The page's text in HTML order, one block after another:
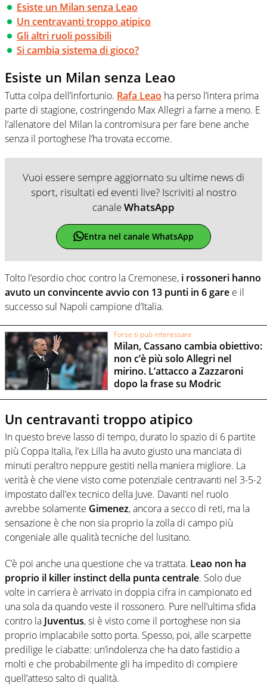
Esiste un Milan senza Leao
Un centravanti troppo atipico
Gli altri ruoli possibili
Si cambia sistema di gioco?
Esiste un Milan senza Leao
Tutta colpa dell’infortunio. Rafa Leao ha perso l’intera prima
parte di stagione, costringendo Max Allegri a farne a meno. E
l’allenatore del Milan la contromisura per fare bene anche
senza il portoghese l’ha trovata eccome.
Vuoi essere sempre aggiornato su ultime news di
sport, risultati ed eventi live? Iscriviti al nostro
canaleWhatsApp
Entra nel canale WhatsApp
Tolto l’esordio choc contro la Cremonese, i rossoneri hanno
avuto un convincente avvio con 13 punti in 6 gare e il
successo sul Napoli campione d’Italia.
Forse ti può interessare
Milan, Cassano cambia obiettivo:
non c’è più solo Allegri nel
mirino. L’attacco a Zazzaroni
dopo la frase su Modric
Un centravanti troppo atipico
In questo breve lasso di tempo, durato lo spazio di 6 partite
più Coppa Italia, l’ex Lilla ha avuto giusto una manciata di
minuti peraltro neppure gestiti nella maniera migliore. La
verità è che viene visto come potenziale centravanti nel 3-5-2
impostato dall’ex tecnico della Juve. Davanti nel ruolo
avrebbe solamente Gimenez, ancora a secco di reti, ma la
sensazione è che non sia proprio la zolla di campo più
congeniale alle qualità tecniche del lusitano.
C’è poi anche una questione che va trattata. Leao non ha
proprio il killer instinct della punta centrale. Solo due
volte in carriera è arrivato in doppia cifra in campionato ed
una sola da quando veste il rossonero. Pure nell’ultima sfida
contro la Juventus, si è visto come il portoghese non sia
proprio implacabile sotto porta. Spesso, poi, alle scarpette
predilige le ciabatte: un’indolenza che ha dato fastidio a
molti e che probabilmente gli ha impedito di compiere
quell’atteso salto di qualità.